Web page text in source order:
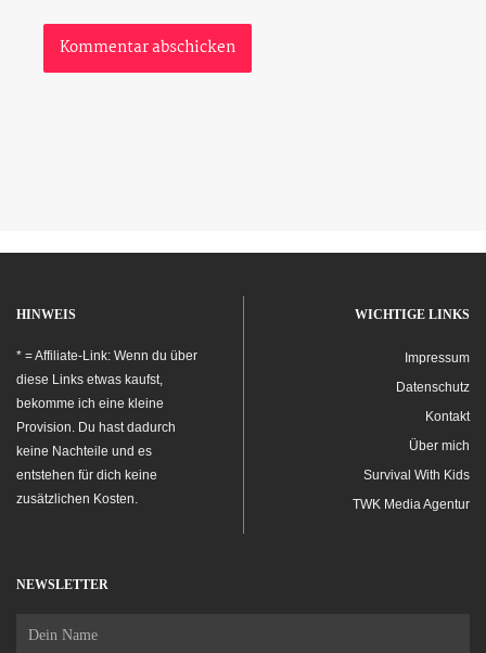
HINWEIS
* = Affiliate-Link: Wenn du über
diese Links etwas kaufst,
bekomme ich eine kleine
Provision. Du hast dadurch
keine Nachteile und es
entstehen für dich keine
zusätzlichen Kosten.
WICHTIGE LINKS
Impressum
Datenschutz
Kontakt
Über mich
Survival With Kids
TWK Media Agentur
NEWSLETTER
Name